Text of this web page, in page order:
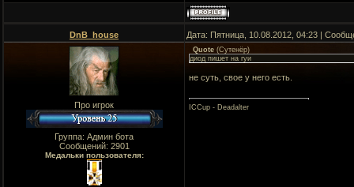
DnB_house Дата: Пятница, 10.08.2012, 04:23 |
Про игрок
Группа: Админ бота
Сообщений: 2901
Медальки пользователя:
Quote (Сутенёр)
диод пишет на гуи
не суть, свое у него есть.
ICCup - Deadalter